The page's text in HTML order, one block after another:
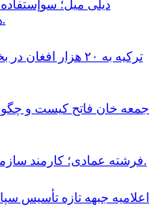
ديلى ميل؛
همچنان در افغانستان ادامه دارد.
ترکیه به ۲۰ هزار
جمعه خان فاتح كيست و
فرشته عمادى؛ كارمند سازمان ملل متحد در كابل كشته شد.
اعلاميه جبهه تازه تأسيس